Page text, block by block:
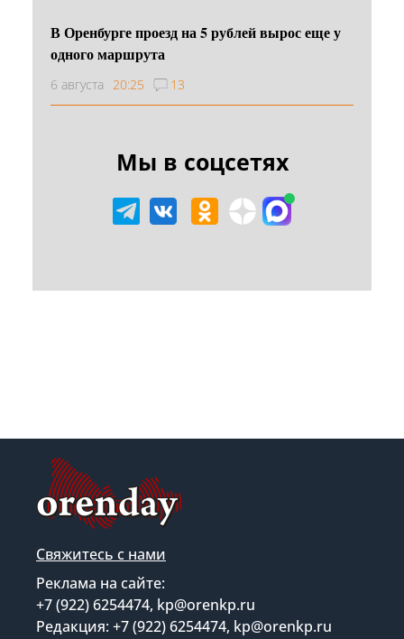
В Оренбурге проезд на 5 рублей вырос еще у
одного маршрута
6 августа 20:25 13
Мы в соцсетях
Свяжитесь с нами
Реклама на сайте:
+7 (922) 6254474, kp@orenkp.ru
Редакция: +7 (922) 6254474, kp@orenkp.ru